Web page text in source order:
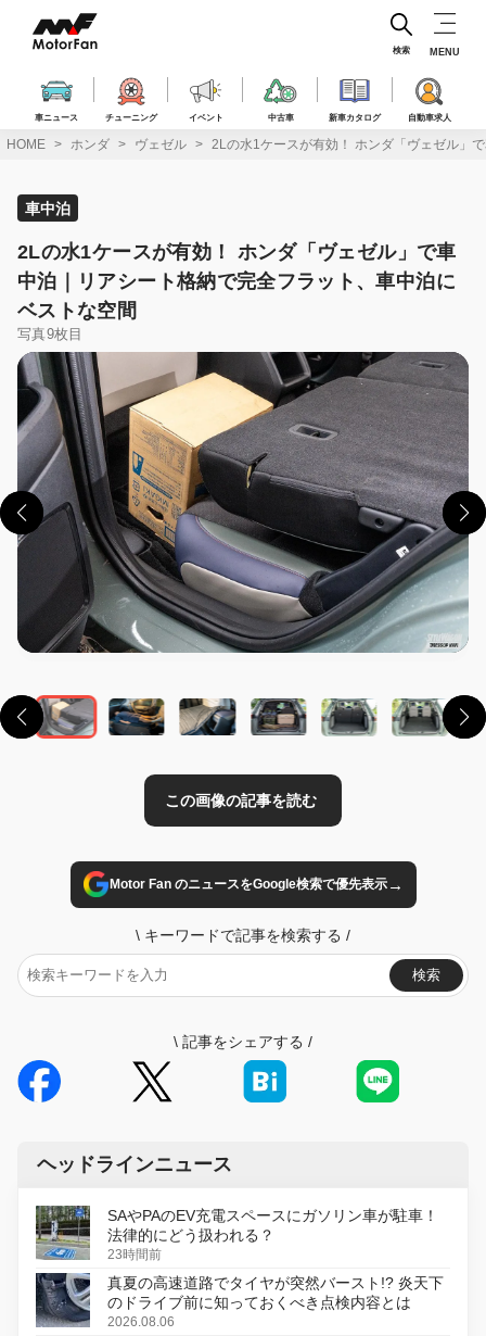
ス
車ニュース チューニング イベント 中古車 新車カタログ 自動車求人
検索 MENU
HOME ホンダ ヴェゼル 2Lの水1ケースが有効！ ホンダ「ヴェゼル」
車中泊
2Lの水1ケースが有効！ ホンダ「ヴェゼル」で車
中泊｜リアシート格納で完全フラット、車中泊に
ベストな空間
写真9枚目
Motor Fan のニュースをGoogle検索で優先表示→
\ キーワードで記事を検索する /
検索
\ 記事をシェアする /
ヘッドラインニュース
SAやPAのEV充電スペースにガソリン車が駐車！
法律的にどう扱われる？
23時間前
真夏の高速道路でタイヤが突然バースト!? 炎天下
のドライブ前に知っておくべき点検内容とは
2026.08.06